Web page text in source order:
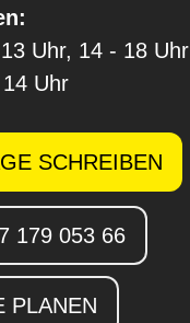
Uhr, 14 - 18 Uhr
Uhr
SCHREIBEN
179 053 66
PLANEN